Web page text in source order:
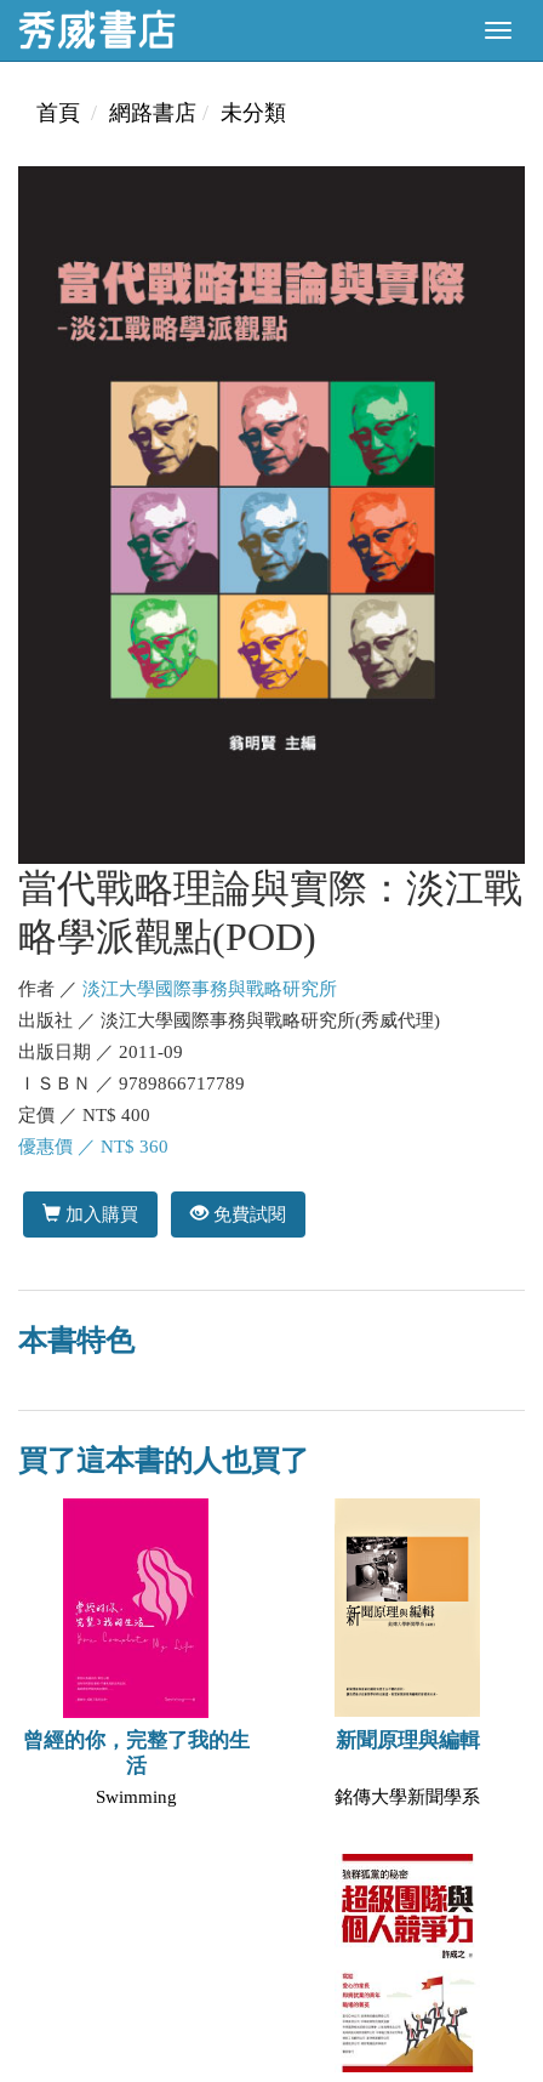
首頁 網路書店 未分類
當代戰略理論與實際：淡江戰
略學派觀點(POD)
作者 ／ 淡江大學國際事務與戰略研究所
出版社 ／ 淡江大學國際事務與戰略研究所(秀威代理)
出版日期 ／ 2011-09
ＩＳＢＮ ／ 9789866717789
定價 ／ NT$ 400
優惠價 ／ NT$ 360
加入購買 免費試閱
本書特色
買了這本書的人也買了
曾經的你，完整了我的生
活
Swimming
新聞原理與編輯
銘傳大學新聞學系